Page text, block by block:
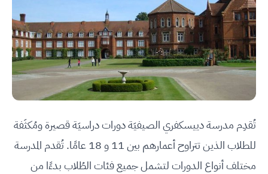
تُقدِم مدرسة دييسكفري الصيفيَة دورات دراسيَة قصيرة ومُكثَفة
للطلاب الذين تتراوح أعمارهم بين 11 و 18 عامًا. تُقدم المدرسة
مختلف أنواع الدورات لتشمل جميع فئات الطُلاب بدءًا من